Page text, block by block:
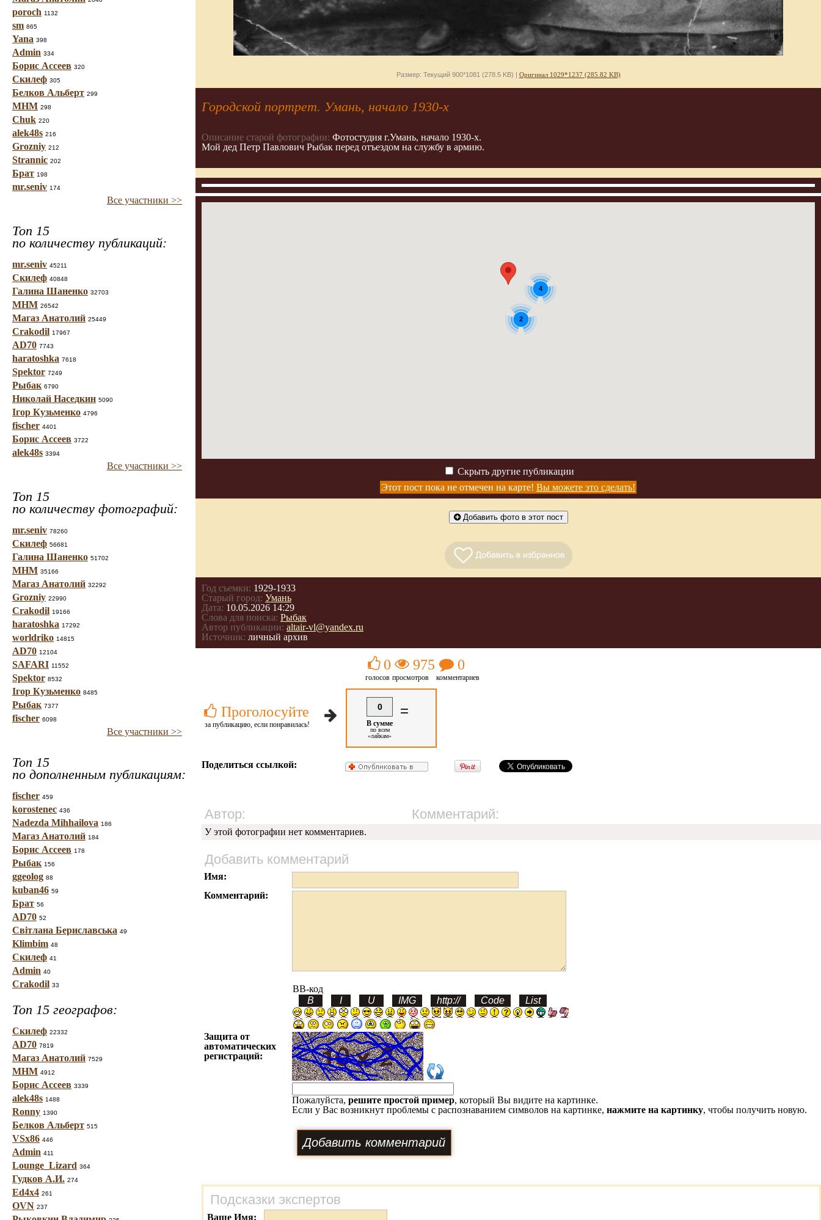
poroch 1132
sm 865
Yana 398
Admin 334
Борис Ассеев 320
Скилеф 305
Белков Альберт 299
МНМ 298
Chuk 220
alek48s 216
Grozniy 212
Strannic 202
Брат 198
mr.seniv 174
Все участники >>
Топ 15
по количеству публикаций:
mr.seniv 45211
Скилеф 40848
Галина Шаненко 32703
МНМ 26542
Магаз Анатолий 25449
Crakodil 17967
AD70 7743
haratoshka 7618
Spektor 7249
Рыбак 6790
Николай Наседкин 5090
Ігор Кузьменко 4796
fischer 4401
Борис Ассеев 3722
alek48s 3394
Все участники >>
Топ 15
по количеству фотографий:
mr.seniv 78260
Скилеф 56681
Галина Шаненко 51702
МНМ 35166
Магаз Анатолий 32292
Grozniy 22990
Crakodil 19166
haratoshka 17292
worldriko 14815
AD70 12104
SAFARI 11552
Spektor 8532
Ігор Кузьменко 8485
Рыбак 7377
fischer 6098
Все участники >>
Топ 15
по дополненным публикациям:
fischer 459
korostenec 436
Nadezda Mihhailova 186
Магаз Анатолий 184
Борис Ассеев 178
Рыбак 156
ggeolog 88
kuban46 59
Брат 56
AD70 52
Світлана Бериславська 49
Klimbim 48
Скилеф 41
Admin 40
Crakodil 33
Топ 15 географов:
Скилеф 22332
AD70 7819
Магаз Анатолий 7529
МНМ 4912
Борис Ассеев 3339
alek48s 1488
Ronny 1390
Белков Альберт 515
VSx86 446
Admin 411
Lounge_Lizard 364
Гудков А.И. 274
Ed4x4 261
OVN 237
Размер: Текущий 900*1081 (278.5 KB) | Оригинал 1029*1237 (285.82 KB)
Городской портрет. Умань, начало 1930-х
Описание старой фотографии: Фотостудия г.Умань, начало 1930-х.
Мой дед Петр Павлович Рыбак перед отъездом на службу в армию.
2
4
Скрыть другие публикации
Этот пост пока не отмечен на карте! Вы можете это сделать!
Добавить фото в этот пост
Год съемки: 1929-1933
Старый город: Умань
Дата: 10.05.2026 14:29
Слова для поиска: Рыбак
Автор публикации: altair-vl@yandex.ru
Источник: личный архив
Проголосуйте
за публикацию, если понравилась!
0
голосов
975
просмотров
0
комментариев
0
В сумме
по всем
«лайкам»
=
Поделиться ссылкой:
Автор: Комментарий:
У этой фотографии нет комментариев.
Добавить комментарий
Имя:
Комментарий:
BB-код
Защита от
автоматических
регистраций:
Пожалуйста, решите простой пример, который Вы видите на картинке.
Если у Вас возникнут проблемы с распознаванием символов на картинке, нажмите на картинку, чтобы получить новую.
Подсказки экспертов
Ваше Имя: